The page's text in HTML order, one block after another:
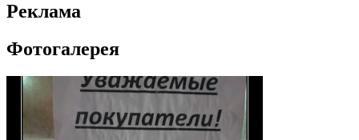
Реклама
Фотогалерея